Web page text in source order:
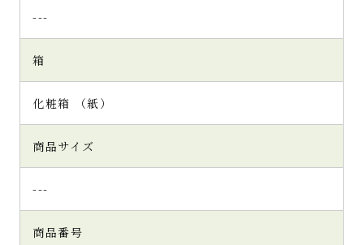
---
箱
化粧箱 （紙）
商品サイズ
---
商品番号